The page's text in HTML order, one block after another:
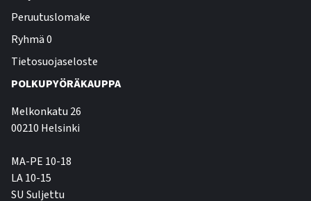
Peruutuslomake
Ryhmä 0
Tietosuojaseloste
POLKUPYÖRÄKAUPPA
Melkonkatu 26
00210 Helsinki
MA-PE 10-18
LA 10-15
SU Suljettu